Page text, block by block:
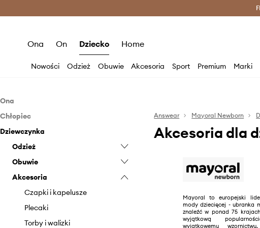
Ona On Dziecko Home
Nowości Odzież Obuwie Akcesoria Sport Premium Marki
Ona
Akcesoria
Plecaki
Torby i walizki
Chłopiec
Odzież
Bielizna
Bluzy
Body
Dresy
Jeansy i ogrodniczki
Komplety
Obuwie
Buty niemowlęce
Akcesoria
Czapki i kapelusze
Plecaki
Torby i walizki
Kosmetyczki
Dziewczynka
Odzież
Bielizna
Bluzy
Body
Dresy
Komplety
Obuwie
Buty niemowlęce
Akcesoria
Czapki i kapelusze
Plecaki
Torby i walizki
Answear Mayoral Newborn
Akcesoria dla
Mayoral to europejski
mody dziecięcej - ubranka
znaleźć w ponad 75
wyjątkową
wyjątkowemu